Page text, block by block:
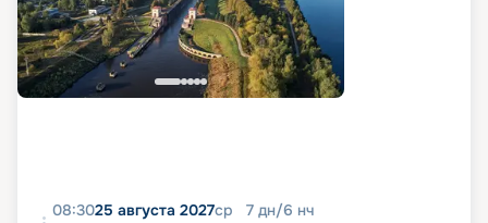
08:3025 августа 2027ср 7 дн/6 нч